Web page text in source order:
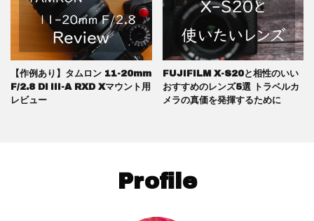
【作例あり】タムロン 11-20mm
F/2.8 Di III-A RXD Xマウント用
レビュー
FUJIFILM X-S20と相性のいい
おすすめのレンズ5選 トラベルカ
メラの真価を発揮するために
Profile